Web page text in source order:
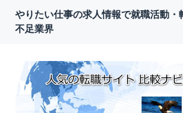
やりたい仕事の求人情報で就職活動・
不足業界